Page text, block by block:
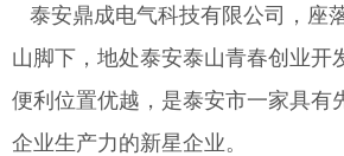
泰安鼎成电气科技有限公司，座
山脚下，地处泰安泰山青春创业开
便利位置优越 ，是泰安市一家具
企业生产力的新星企业。